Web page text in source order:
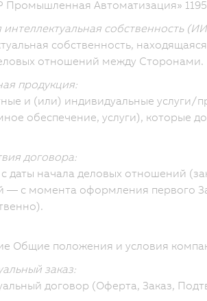
Автоматизация»
интеллектуальная собственность
собственность,
отношений между Сторонами.
продукция:
и (или) индивидуальные услуги/
обеспечение, услуги), которые
договора:
даты начала деловых отношений
— с момента оформления первого
Общие положения и условия
заказ:
договор (Оферта, Заказ,